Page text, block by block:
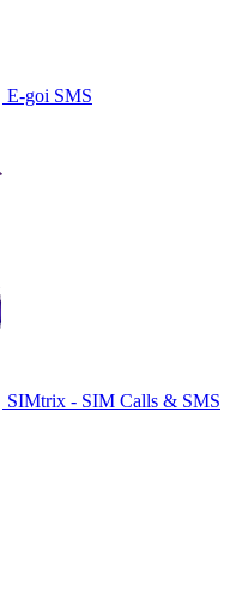
E-goi SMS
SIMtrix - SIM Calls & SMS